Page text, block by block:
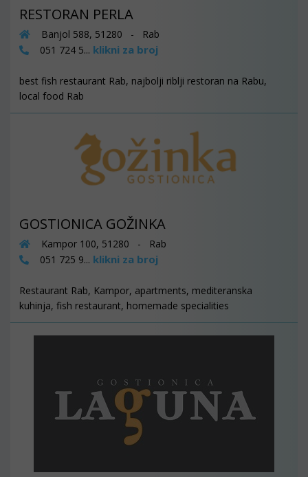
RESTORAN PERLA
Banjol 588, 51280 - Rab
051 724 5... klikni za broj
best fish restaurant Rab, najbolji riblji restoran na Rabu,
local food Rab
GOSTIONICA GOŽINKA
Kampor 100, 51280 - Rab
051 725 9... klikni za broj
Restaurant Rab, Kampor, apartments, mediteranska
kuhinja, fish restaurant, homemade specialities